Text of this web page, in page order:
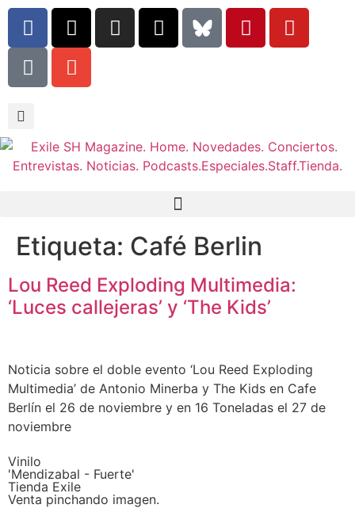
Etiqueta: Café Berlin
Lou Reed Exploding Multimedia:
‘Luces callejeras’ y ‘The Kids’
Noticia sobre el doble evento ‘Lou Reed Exploding
Multimedia’ de Antonio Minerba y The Kids en Cafe
Berlín el 26 de noviembre y en 16 Toneladas el 27 de
noviembre
Vinilo
'Mendizabal - Fuerte'
Tienda Exile
Venta pinchando imagen.